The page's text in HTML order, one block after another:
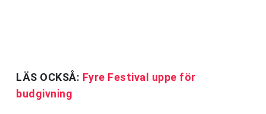
LÄS OCKSÅ: Fyre Festival uppe för
budgivning